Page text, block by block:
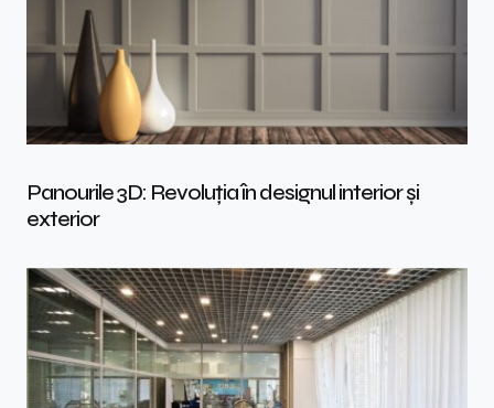
Panourile 3D: Revoluția în designul interior și
exterior